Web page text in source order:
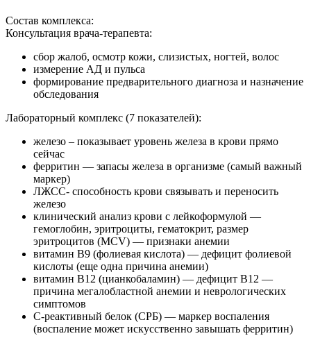
Состав комплекса:
Консультация врача-терапевта:
сбор жалоб, осмотр кожи, слизистых, ногтей, волос
измерение АД и пульса
формирование предварительного диагноза и назначение
обследования
Лабораторный комплекс (7 показателей):
железо – показывает уровень железа в крови прямо
сейчас
ферритин — запасы железа в организме (самый важный
маркер)
ЛЖСС- способность крови связывать и переносить
железо
клинический анализ крови с лейкоформулой —
гемоглобин, эритроциты, гематокрит, размер
эритроцитов (MCV) — признаки анемии
витамин В9 (фолиевая кислота) — дефицит фолиевой
кислоты (еще одна причина анемии)
витамин В12 (цианкобаламин) — дефицит В12 —
причина мегалобластной анемии и неврологических
симптомов
С-реактивный белок (СРБ) — маркер воспаления
(воспаление может искусственно завышать ферритин)